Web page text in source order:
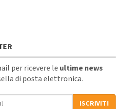
per ricevere le ultime news
di posta elettronica.
ISCRIVITI